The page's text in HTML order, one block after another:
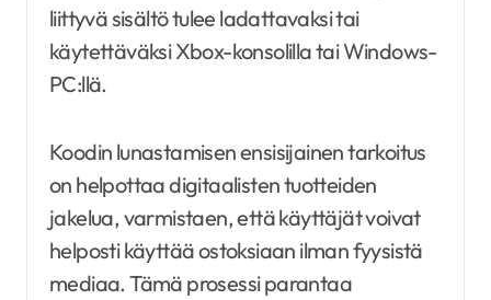
liittyvä sisältö tulee ladattavaksi tai
käytettäväksi Xbox-konsolilla tai Windows-
PC:llä.
Koodin lunastamisen ensisijainen tarkoitus
on helpottaa digitaalisten tuotteiden
jakelua, varmistaen, että käyttäjät voivat
helposti käyttää ostoksiaan ilman fyysistä
mediaa. Tämä prosessi parantaa